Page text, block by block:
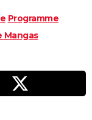
Programme
Mangas